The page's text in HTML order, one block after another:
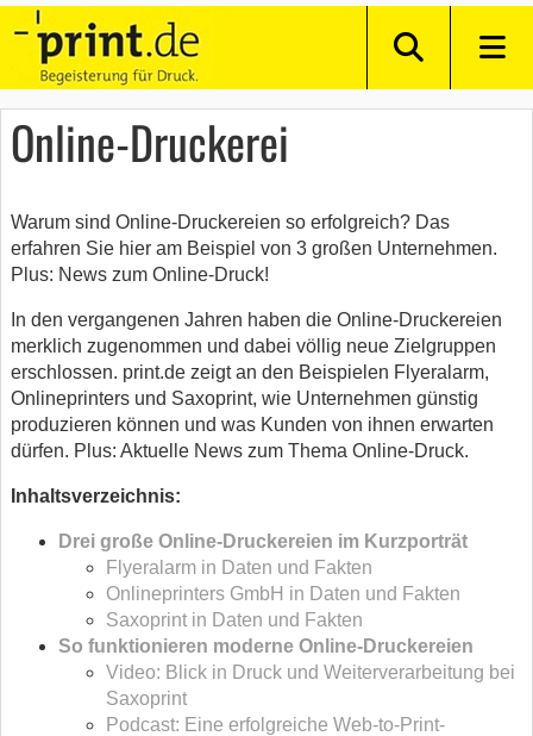
Online-Druckerei
Warum sind Online-Druckereien so erfolgreich? Das
erfahren Sie hier am Beispiel von 3 großen Unternehmen.
Plus: News zum Online-Druck!
In den vergangenen Jahren haben die Online-Druckereien
merklich zugenommen und dabei völlig neue Zielgruppen
erschlossen. print.de zeigt an den Beispielen Flyeralarm,
Onlineprinters und Saxoprint, wie Unternehmen günstig
produzieren können und was Kunden von ihnen erwarten
dürfen. Plus: Aktuelle News zum Thema Online-Druck.
Inhaltsverzeichnis:
Drei große Online-Druckereien im Kurzporträt
Flyeralarm in Daten und Fakten
Onlineprinters GmbH in Daten und Fakten
Saxoprint in Daten und Fakten
So funktionieren moderne Online-Druckereien
Video: Blick in Druck und Weiterverarbeitung bei
Saxoprint
Podcast: Eine erfolgreiche Web-to-Print-